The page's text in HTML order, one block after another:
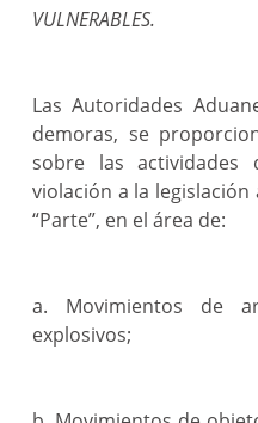
VULNERABLES.
Las Autoridades
demoras, se
sobre las actividades
violación a la
“Parte”, en el área de:
a. Movimientos de
explosivos;